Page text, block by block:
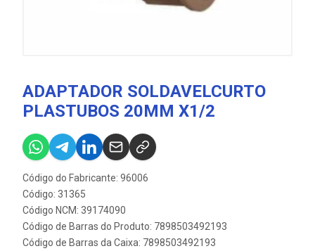
ADAPTADOR SOLDAVELCURTO
PLASTUBOS 20MM X1/2
Código do Fabricante: 96006
Código: 31365
Código NCM: 39174090
Código de Barras do Produto: 7898503492193
Código de Barras da Caixa: 7898503492193